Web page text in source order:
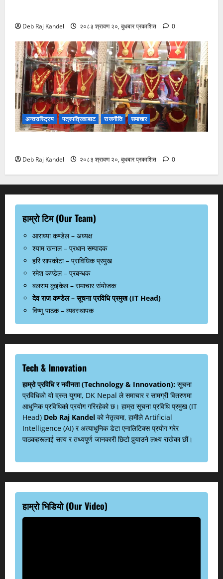
Deb Raj Kandel २०८३ श्रावण २०, बुधबार प्रकाशित 0
अन्तरास्ट्रिय पत्रपत्रिकाबाट राजनीति समाचार
Deb Raj Kandel २०८३ श्रावण २०, बुधबार प्रकाशित 0
हाम्रो टिम (Our Team)
आराध्या कण्डेल – अध्यक्ष
श्याम खनाल – प्रधान सम्पादक
हरि सापकोटा – प्राविधिक प्रमुख
रमेश कण्डेल – प्रबन्धक
बलराम कुइकेल – समाचार संयोजक
देव राज कण्डेल – सूचना प्रविधि प्रमुख (IT Head)
विष्णु पाठक – व्यवस्थापक
Tech & Innovation
हाम्रो प्रविधि र नवीनता (Technology & Innovation): सूचना
प्रविधिको यो द्रुत युगमा, DK Nepal ले समाचार र सामग्री वितरणमा
आधुनिक प्रविधिको प्रयोग गरिरहेको छ। हाम्रा सूचना प्रविधि प्रमुख (IT
Head) Deb Raj Kandel को नेतृत्वमा, हामीले Artificial
Intelligence (AI) र अत्याधुनिक डेटा एनालिटिक्स प्रयोग गरेर
पाठकहरूलाई सत्य र तथ्यपूर्ण जानकारी छिटो पुर्‍याउने लक्ष्य राखेका छौं।
हाम्रो भिडियो (Our Video)